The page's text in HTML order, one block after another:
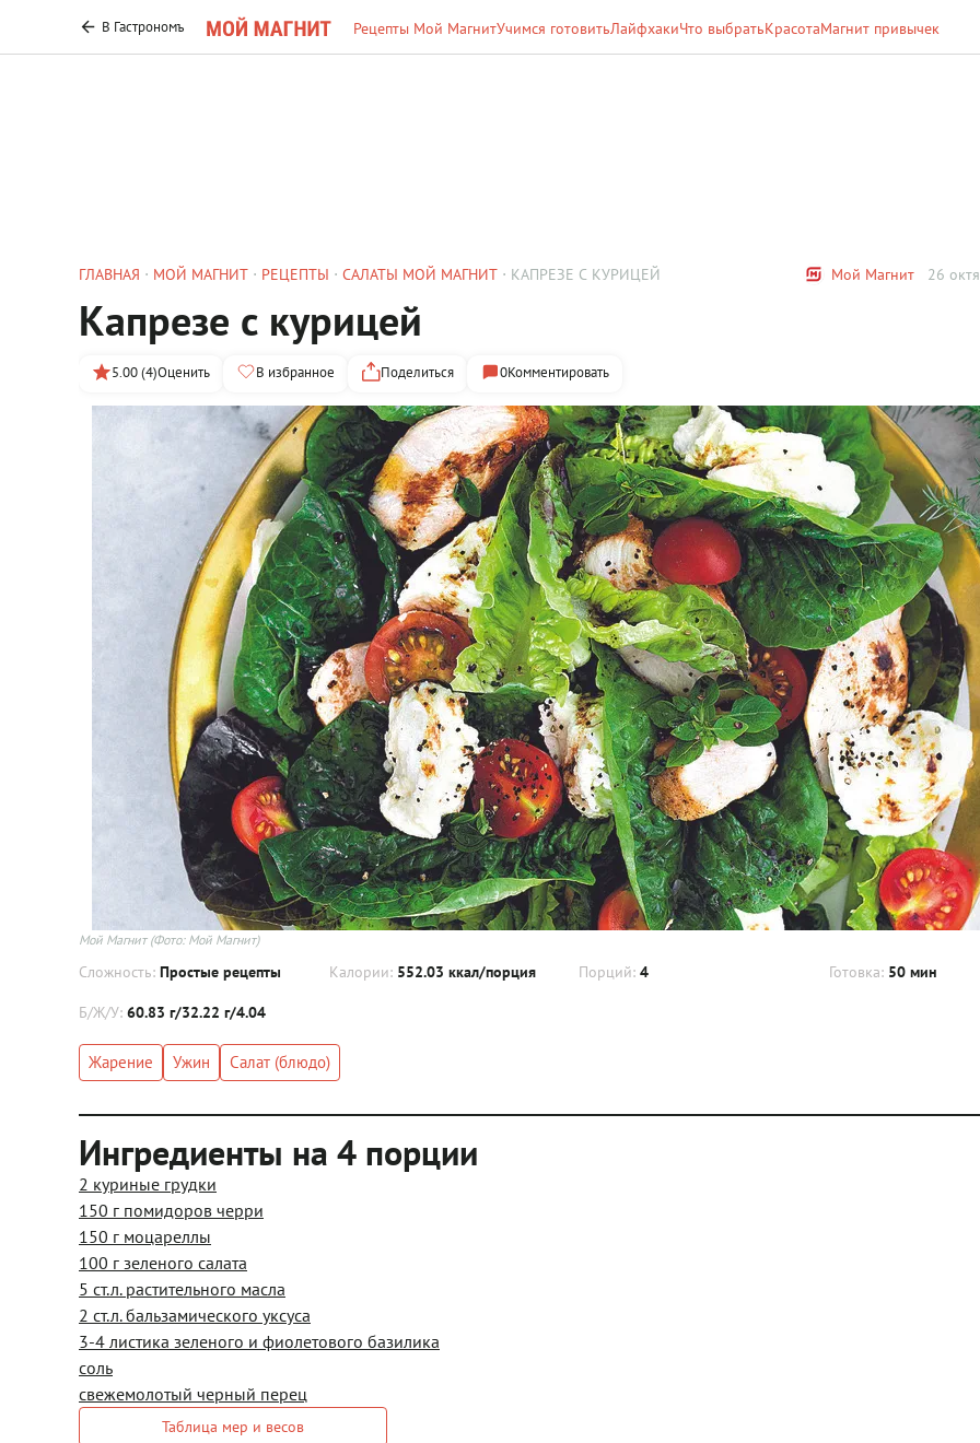
В Гастрономъ Рецепты Мой МагнитУчимся готовитьЛайфхакиЧто выбратьКрасотаМагнит привычек
ГЛАВНАЯ МОЙ МАГНИТ РЕЦЕПТЫ САЛАТЫ МОЙ МАГНИТ КАПРЕЗЕ С КУРИЦЕЙ Мой Магнит 26
Капрезе с курицей
5.00 (4)Оценить В избранное Поделиться 0Комментировать
Мой Магнит(Фото: Мой Магнит)
Сложность: Простые рецепты Калории: 552.03 ккал/порция Порций: 4 Готовка: 50 мин
Б/Ж/У: 60.83 г/32.22 г/4.04
Жарение Ужин Салат (блюдо)
Ингредиенты на 4 порции
2 куриные грудки
150 г помидоров черри
150 г моцареллы
100 г зеленого салата
5 ст.л. растительного масла
2 ст.л. бальзамического уксуса
3-4 листика зеленого и фиолетового базилика
соль
свежемолотый черный перец
Таблица мер и весов